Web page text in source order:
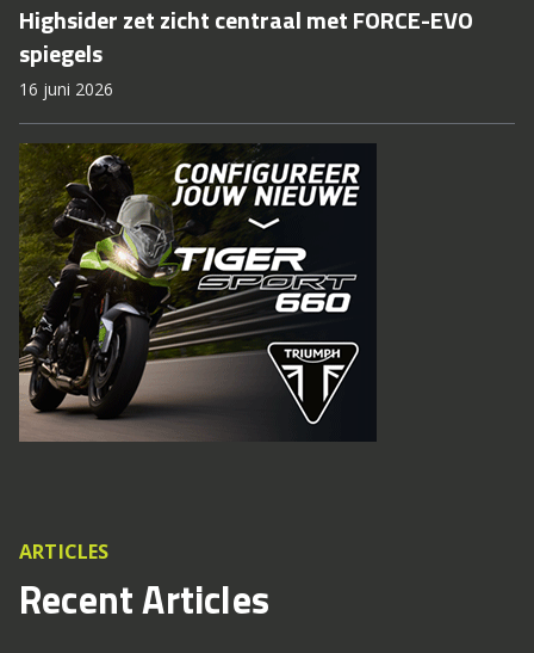
Highsider zet zicht centraal met FORCE-EVO
spiegels
16 juni 2026
ARTICLES
Recent Articles